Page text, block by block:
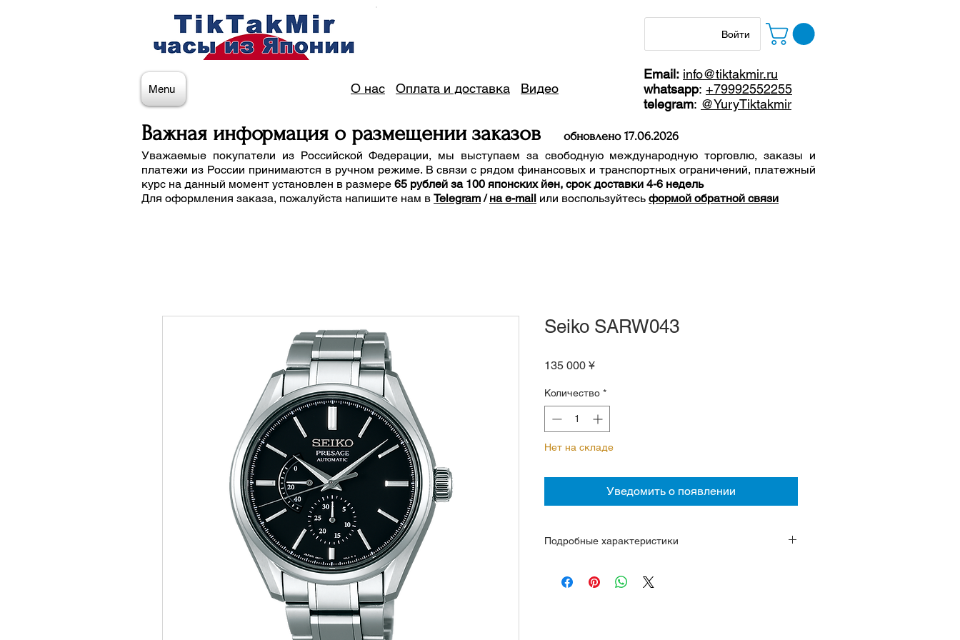
Войти
Menu О нас Оплата и доставка Видео
Email: info@tiktakmir.ru
whatsapp: +79992552255
telegram: @YuryTiktakmir
Важная информация о размещении заказов обновлено 17.06.2026
Уважаемые покупатели из Российской Федерации, мы выступаем за свободную международную торговлю, заказы и
платежи из России принимаются в ручном режиме. В связи с рядом финансовых и транспортных ограничений, платежный
курс на данный момент установлен в размере 65 рублей за 100 японских йен, срок доставки 4-6 недель
Для оформления заказа, пожалуйста напишите нам в Telegram/на e-mail или воспользуйтесь формой обратной связи
Seiko SARW043
135 000 ¥Цена
Количество *
Нет на складе
Уведомить о появлении
Подробные характеристики
час,